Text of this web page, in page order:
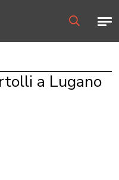
a Lugano